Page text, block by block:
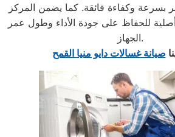
بسرعة وكفاءة فائقة. كما يضمن المركز
للحفاظ على جودة الأداء وطول عمر
الجهاز.
صيانة غسالات دايو منيا القمح